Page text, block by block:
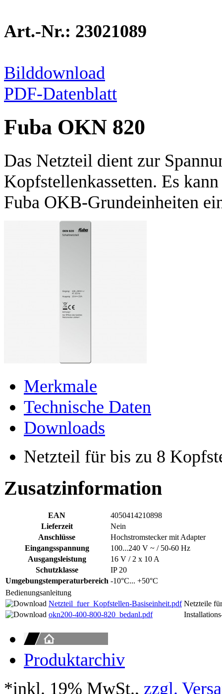
Art.-Nr.: 23021089
Bilddownload
PDF-Datenblatt
Fuba OKN 820
Das Netzteil dient zur
Kopfstellenkassetten. Es
Fuba OKB-Grundeinheiten
Merkmale
Technische Daten
Downloads
Netzteil für bis zu 8
Zusatzinformation
EAN
4050414210898
Lieferzeit
Nein
Anschlüsse
Hochstromstecker mit Adapter
Eingangsspannung
100...240 V ~ / 50-60 Hz
Ausgangsleistung
16 V / 2 x 10 A
Schutzklasse
IP 20
Umgebungstemperaturbereich -10°C... +50°C
Bedienungsanleitung
Netzteil_fuer_Kopfstellen-Basiseinheit.pdf Netzteile
okn200-400-800-820_bedanl.pdf
Produktarchiv
*inkl. 19% MwSt., zzgl.